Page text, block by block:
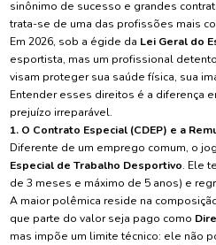
sinônimo de sucesso e grandes
trata-se de uma das profissões mais
Em 2026, sob a égide da Lei Geral do
esportista, mas um profissional
visam proteger sua saúde física, sua
Entender esses direitos é a diferença
prejuízo irreparável.
1. O Contrato Especial (CDEP) e a
Diferente de um emprego comum, o
Especial de Trabalho Desportivo. Ele
de 3 meses e máximo de 5 anos) e
A maior polêmica reside na
que parte do valor seja pago como
mas impõe um limite técnico: ele não